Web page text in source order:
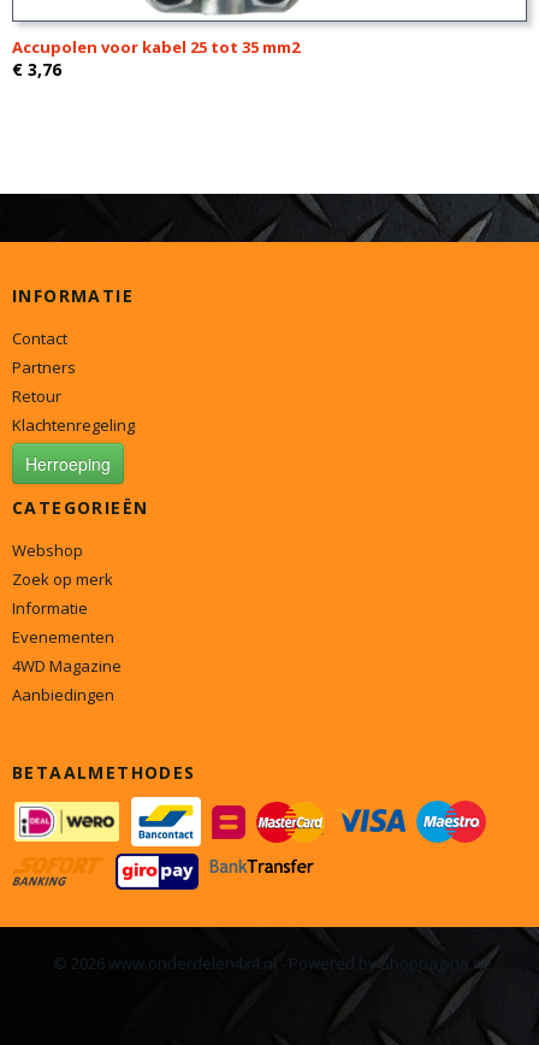
Accupolen voor kabel 25 tot 35 mm2
€ 3,76
INFORMATIE
Contact
Partners
Retour
Klachtenregeling
Herroeping
CATEGORIEËN
Webshop
Zoek op merk
Informatie
Evenementen
4WD Magazine
Aanbiedingen
BETAALMETHODES
© 2026 www.onderdelen4x4.nl - Powered by Shoppagina.nl